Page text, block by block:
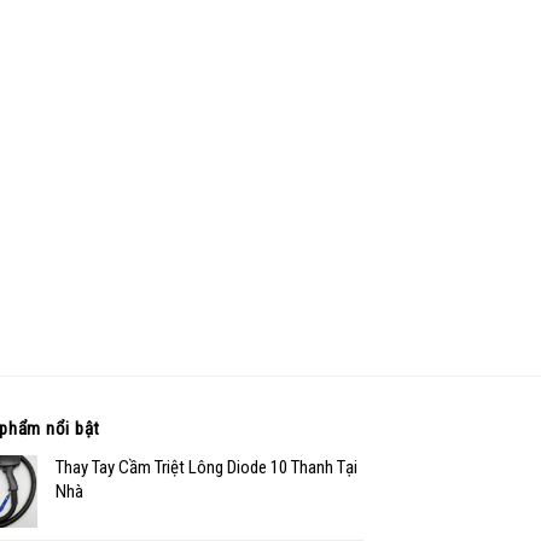
nổi bật
Thay Tay Cầm Triệt Lông Diode 10 Thanh Tại
Nhà